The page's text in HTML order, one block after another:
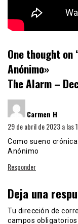
One thought on
Anónimo»
The Alarm –
Carmen H
29 de abril de 2023 a las
Como sueno
Anónimo
Responder
Deja una
Tu dirección de
campos